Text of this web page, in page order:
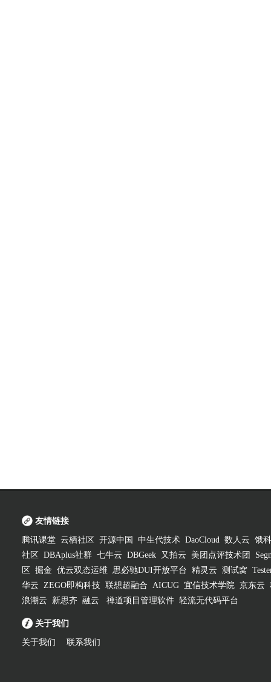
友情链接
腾讯课堂 云栖社区 开源中国 中生代技术 DaoCloud 数人云 饿
社区
DBAplus社群 七牛云 DBGeek 又拍云 美团点评技术团
区
掘金 优云双态运维 思必驰DUI开放平台 精灵云 测试窝
华云 ZEGO即构科技 联想超融合 AICUG 宜信技术学院 京东云
浪潮云
新思齐 融云 禅道项目管理软件 轻流无代码平台
关于我们
关于我们 联系我们